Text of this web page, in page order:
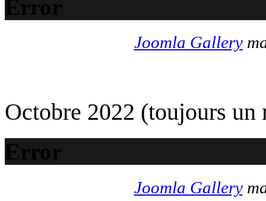
Error
Joomla Gallery
Octobre 2022 (toujours un
Error
Joomla Gallery